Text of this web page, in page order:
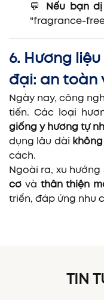
💬 Nếu bạn
"fragrance-
6. Hương
đại: an toàn
Ngày nay, công
tiến. Các loại
giống y hương tự
dụng lâu dài
cách.
Ngoài ra, xu hướng
cơ và thân thiện
triển, đáp ứng nhu
TIN